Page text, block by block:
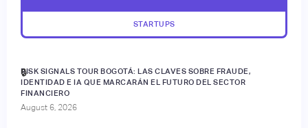
STARTUPS
RISK SIGNALS TOUR BOGOTÁ: LAS CLAVES SOBRE FRAUDE,
IDENTIDAD E IA QUE MARCARÁN EL FUTURO DEL SECTOR
FINANCIERO
August 6, 2026
🔒